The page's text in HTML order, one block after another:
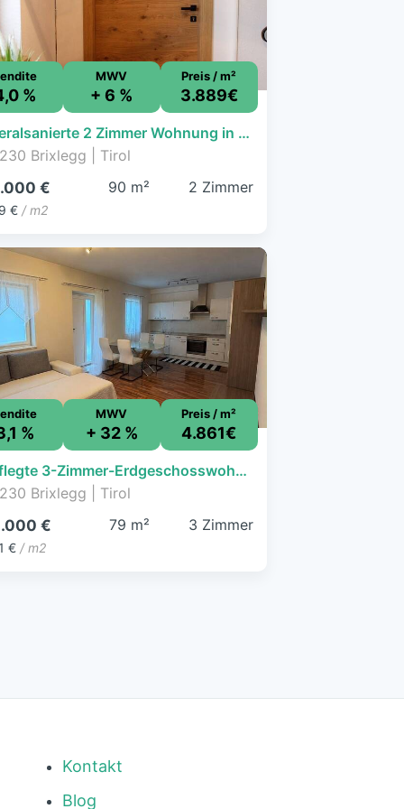
%
MWV
+ 6 %
Preis / m²
3.889€
Generalsanierte 2 Zimmer Wohnung in Brixlegg zu kaufen
Brixlegg | Tirol
€
€ / m2
90 m² 2 Zimmer
%
MWV
+ 32 %
Preis / m²
4.861€
Gepflegte 3-Zimmer-Erdgeschosswohnung mit Garten in Brixlegg – Privatverkauf
Brixlegg | Tirol
€
€ / m2
79 m² 3 Zimmer
Kontakt
Blog